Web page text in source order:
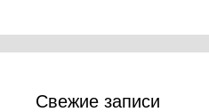
Свежие записи